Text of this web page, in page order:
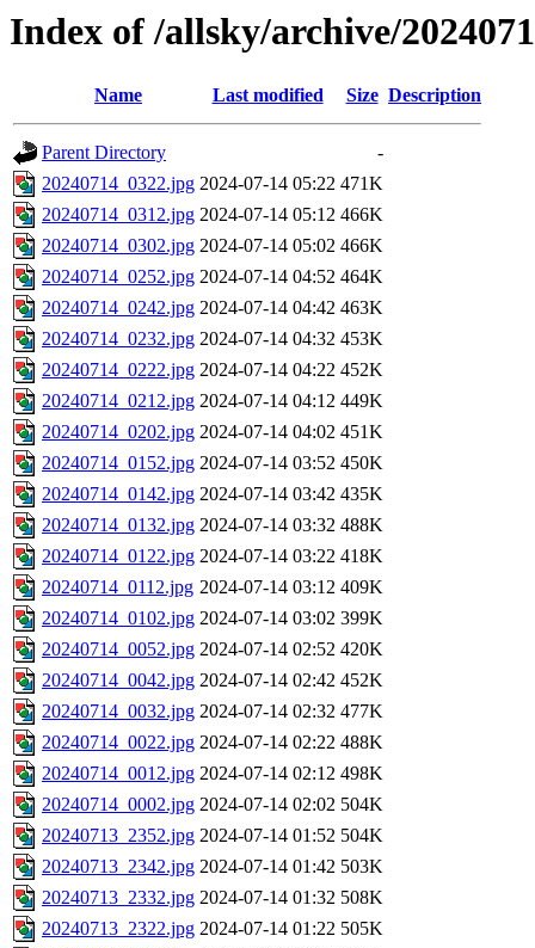
Index of /allsky/archive/
Name Last modified Size Description
Parent Directory
-
20240714_0322.jpg 2024-07-14 05:22 471K
20240714_0312.jpg 2024-07-14 05:12 466K
20240714_0302.jpg 2024-07-14 05:02 466K
20240714_0252.jpg 2024-07-14 04:52 464K
20240714_0242.jpg 2024-07-14 04:42 463K
20240714_0232.jpg 2024-07-14 04:32 453K
20240714_0222.jpg 2024-07-14 04:22 452K
20240714_0212.jpg 2024-07-14 04:12 449K
20240714_0202.jpg 2024-07-14 04:02 451K
20240714_0152.jpg 2024-07-14 03:52 450K
20240714_0142.jpg 2024-07-14 03:42 435K
20240714_0132.jpg 2024-07-14 03:32 488K
20240714_0122.jpg 2024-07-14 03:22 418K
20240714_0112.jpg 2024-07-14 03:12 409K
20240714_0102.jpg 2024-07-14 03:02 399K
20240714_0052.jpg 2024-07-14 02:52 420K
20240714_0042.jpg 2024-07-14 02:42 452K
20240714_0032.jpg 2024-07-14 02:32 477K
20240714_0022.jpg 2024-07-14 02:22 488K
20240714_0012.jpg 2024-07-14 02:12 498K
20240714_0002.jpg 2024-07-14 02:02 504K
20240713_2352.jpg 2024-07-14 01:52 504K
20240713_2342.jpg 2024-07-14 01:42 503K
20240713_2332.jpg 2024-07-14 01:32 508K
20240713_2322.jpg 2024-07-14 01:22 505K